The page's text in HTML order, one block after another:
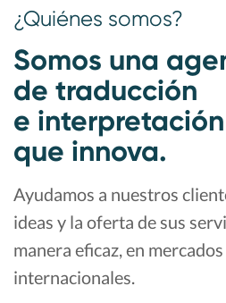
¿Quiénes somos?
Somos una
de traducción
e interpretación
que innova.
Ayudamos a nuestros
ideas y la oferta de sus
manera eficaz, en
internacionales.